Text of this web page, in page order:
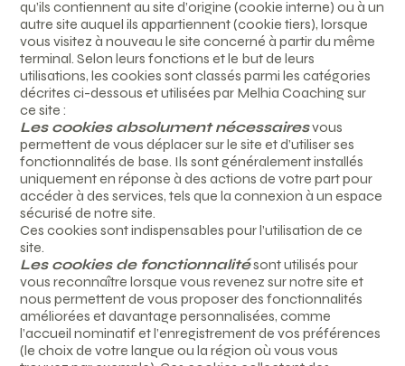
qu’ils contiennent au site d’origine (cookie interne) ou à un
autre site auquel ils appartiennent (cookie tiers), lorsque
vous visitez à nouveau le site concerné à partir du même
terminal. Selon leurs fonctions et le but de leurs
utilisations, les cookies sont classés parmi les catégories
décrites ci-dessous et utilisées par Melhia Coaching sur
ce site :
Les cookies absolument nécessairesvous
permettent de vous déplacer sur le site et d’utiliser ses
fonctionnalités de base. Ils sont généralement installés
uniquement en réponse à des actions de votre part pour
accéder à des services, tels que la connexion à un espace
sécurisé de notre site.
Ces cookies sont indispensables pour l’utilisation de ce
site.
Les cookies de fonctionnalitésont utilisés pour
vous reconnaître lorsque vous revenez sur notre site et
nous permettent de vous proposer des fonctionnalités
améliorées et davantage personnalisées, comme
l’accueil nominatif et l’enregistrement de vos préférences
(le choix de votre langue ou la région où vous vous